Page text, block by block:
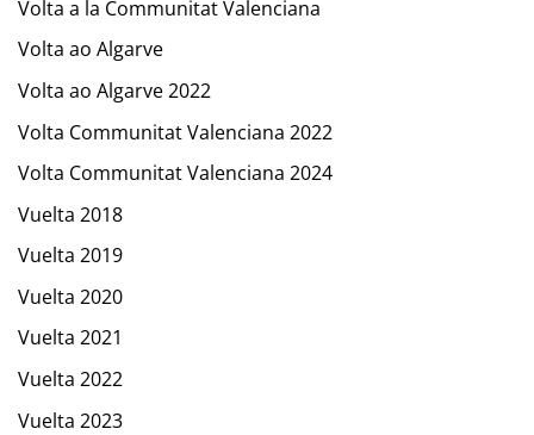
Volta a la Communitat Valenciana
Volta ao Algarve
Volta ao Algarve 2022
Volta Communitat Valenciana 2022
Volta Communitat Valenciana 2024
Vuelta 2018
Vuelta 2019
Vuelta 2020
Vuelta 2021
Vuelta 2022
Vuelta 2023